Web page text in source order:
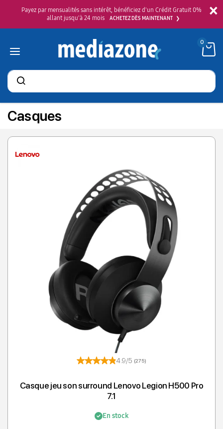
×
Payez par mensualités sans intérêt, bénéficiez d'un Crédit Gratuit 0%
allant jusqu'à 24 mois
ACHETEZ DÈS MAINTENANT
Rechercher
des
produits
0
CasquesOrdinateurs
Instruments de musique
Petit Électroménager
4.9/5 (275)
Casque jeu son surround Lenovo Legion H500 Pro
7.1
En stock